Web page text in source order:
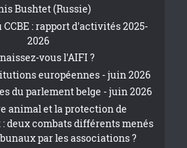
Bushtet (Russie)
CCBE : rapport d'activités 2025-
2026
vous l'AIFI ?
européennes - juin 2026
du parlement belge - juin 2026
animal et la protection de
deux combats différents menés
par les associations ?